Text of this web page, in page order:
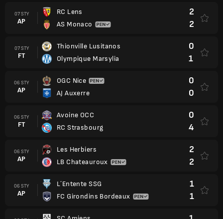
07 STY
AP
RC Lens
AS Monaco
2
2
07 STY
FT
Thionville Lusitanos
Olympique Marsylia
0
1
06 STY
AP
OGC Nice
AJ Auxerre
0
0
06 STY
FT
Avoine OCC
RC Strasbourg
0
4
06 STY
AP
Les Herbiers
LB Chateauroux
2
2
06 STY
AP
L´Entente SSG
FC Girondins Bordeaux
1
1